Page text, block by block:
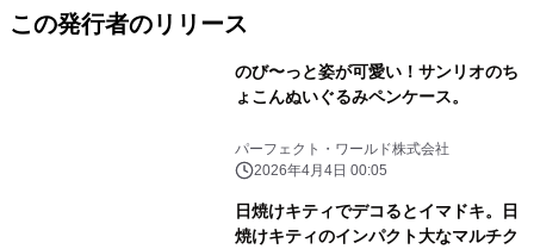
この発行者のリリース
のび〜っと姿が可愛い！サンリオのち
ょこんぬいぐるみペンケース。
パーフェクト・ワールド株式会社
2026年4月4日 00:05
日焼けキティでデコるとイマドキ。日
焼けキティのインパクト大なマルチク